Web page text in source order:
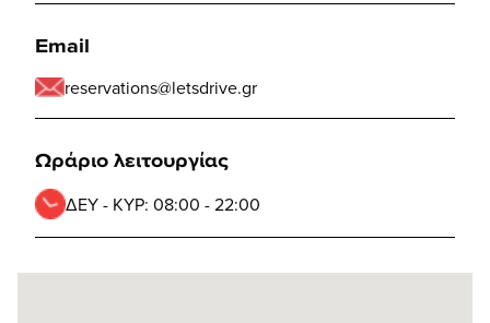
Email
reservations@letsdrive.gr
Ωράριο λειτουργίας
ΔΕΥ - ΚΥΡ: 08:00 - 22:00